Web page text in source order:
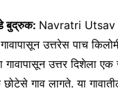
बुद्रुक: Navratri Utsav
उत्तरेस पाच
उत्तर दिशेला एक
छोटेसे गाव लागते. या